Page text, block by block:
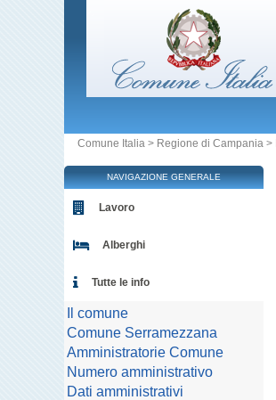
Comune Italia > Regione di Campania >
NAVIGAZIONE GENERALE
Lavoro
Alberghi
Tutte le info
Il comune
Comune Serramezzana
Amministratorie Comune
Numero amministrativo
Dati amministrativi